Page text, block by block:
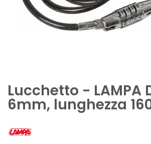
Lucchetto - LAMPA
6mm, lunghezza